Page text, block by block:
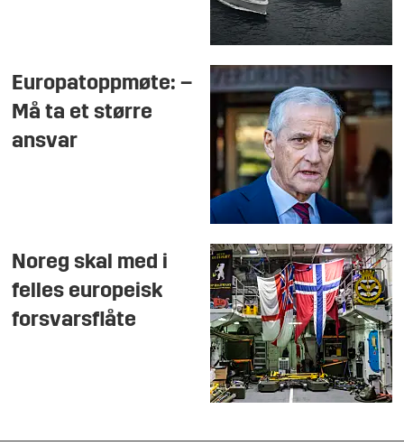
Europatoppmøte: –
Må ta et større
ansvar
Noreg skal med i
felles europeisk
forsvarsflåte